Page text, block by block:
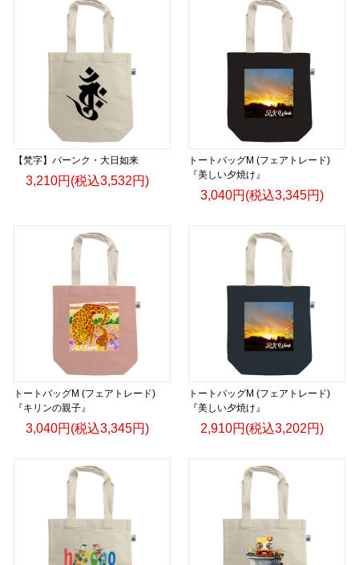
【梵字】バーンク・大日如来
3,210円(税込3,532円)
トートバッグM (フェアトレード)
『美しい夕焼け』
3,040円(税込3,345円)
トートバッグM (フェアトレード)
『キリンの親子』
3,040円(税込3,345円)
トートバッグM (フェアトレード)
『美しい夕焼け』
2,910円(税込3,202円)